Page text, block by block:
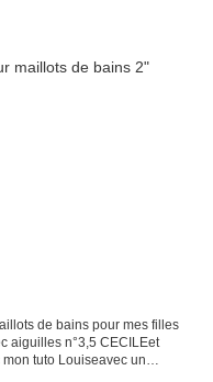
de bains pour mes filles
aiguilles n°3,5 CECILEet
tuto Louiseavec un